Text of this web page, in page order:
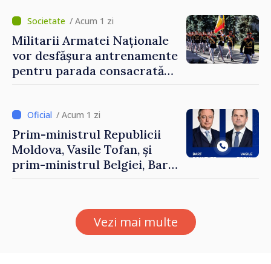
Forumul Diasporei
/ Acum 1 zi
Militarii Armatei Naționale
vor desfășura antrenamente
pentru parada consacrată
/ Acum 1 zi
Prim-ministrul Republicii
Moldova, Vasile Tofan, și
prim-ministrul Belgiei, Bart
al Republicii Moldova.
Vezi mai multe